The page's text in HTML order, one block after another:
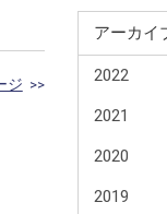
ジ >>
アーカイ
2022
2021
2020
2019